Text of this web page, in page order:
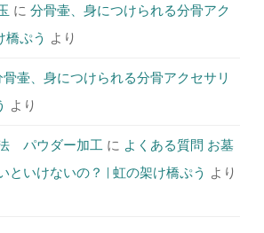
に 分骨壷、身につけられる分骨アク
橋ぷう より
骨壷、身につけられる分骨アクセサリ
より
パウダー加工 に よくある質問 お墓
といけないの？ | 虹の架け橋ぷう より